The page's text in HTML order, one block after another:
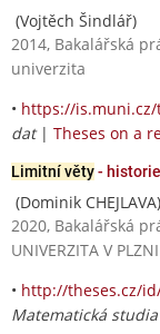
(Vojtěch Šindlář)
2014, Bakalářská
univerzita
• https://
dat| Theses on a
Limitní věty-
(Dominik CHEJLAVA)
2020, Bakalářská
UNIVERZITA V PLZNI
• http://theses.cz/
Matematická studia